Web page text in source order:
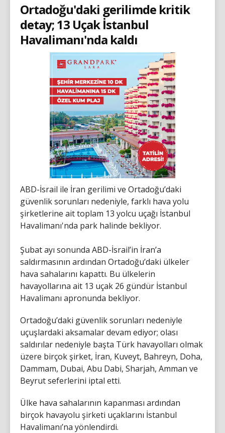
Ortadoğu'daki gerilimde kritik
detay; 13 Uçak İstanbul
Havalimanı'nda kaldı
ABD-İsrail ile İran gerilimi ve Ortadoğu’daki
güvenlik sorunları nedeniyle, farklı hava yolu
şirketlerine ait toplam 13 yolcu uçağı İstanbul
Havalimanı'nda park halinde bekliyor.
Şubat ayı sonunda ABD-İsrail’in İran’a
saldırmasının ardından Ortadoğu’daki ülkeler
hava sahalarını kapattı. Bu ülkelerin
havayollarına ait 13 uçak 26 gündür İstanbul
Havalimanı apronunda bekliyor.
Ortadoğu’daki güvenlik sorunları nedeniyle
uçuşlardaki aksamalar devam ediyor; olası
saldırılar nedeniyle başta Türk havayolları olmak
üzere birçok şirket, İran, Kuveyt, Bahreyn, Doha,
Dammam, Dubai, Abu Dabi, Sharjah, Amman ve
Beyrut seferlerini iptal etti.
Ülke hava sahalarının kapanması ardından
birçok havayolu şirketi uçaklarını İstanbul
Havalimanı’na yönlendirdi.